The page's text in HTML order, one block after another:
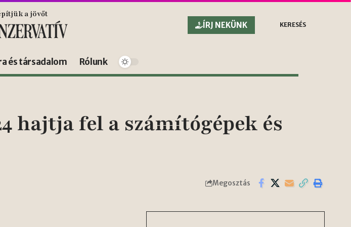
a jövőt
ÍRJ NEKÜNK
KERESÉS
és társadalom Rólunk
hajtja fel a számítógépek és
Megosztás